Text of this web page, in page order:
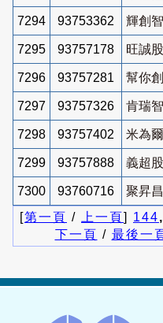
7294 93753362 輝創
7295 93757178 旺誠
7296 93757281 幫你
7297 93757326 肯瑞
7298 93757402 米為
7299 93757888 義超
7300 93760716
聚昇
[第一頁 / 上一頁] 144,
下一頁 / 最後一